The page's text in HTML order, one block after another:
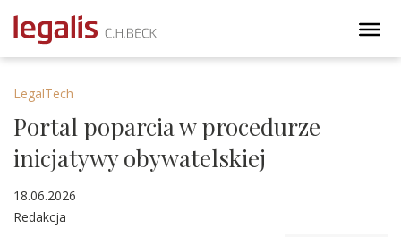
LegalTech
Portal poparcia w procedurze
inicjatywy obywatelskiej
18.06.2026
Redakcja